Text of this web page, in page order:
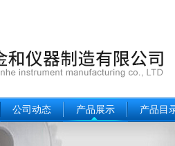
公司动态 产品展示 产品目